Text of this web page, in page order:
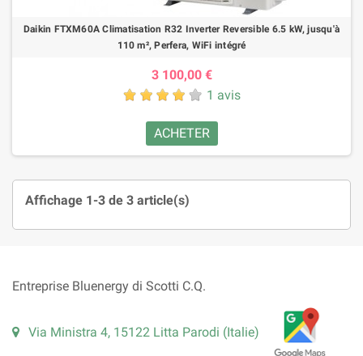
Daikin FTXM60A Climatisation R32 Inverter Reversible 6.5 kW, jusqu'à
110 m², Perfera, WiFi intégré
3 100,00 €
1 avis
ACHETER
Affichage 1-3 de 3 article(s)
Entreprise Bluenergy di Scotti C.Q.
Via Ministra 4, 15122 Litta Parodi (Italie)